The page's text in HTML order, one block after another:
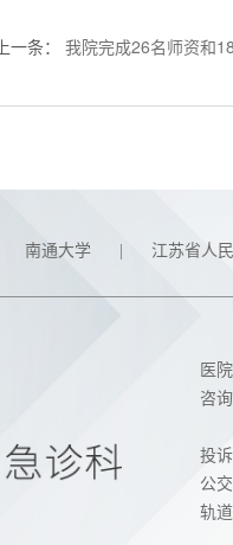
上一条： 我院完成26名师资和
南通大学 江苏省人
医
咨
投
公
轨